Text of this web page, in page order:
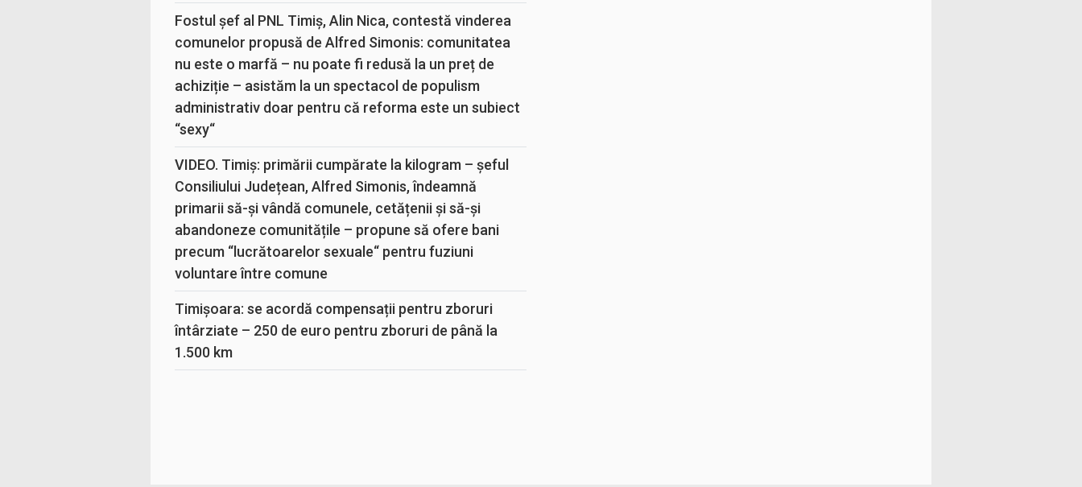
Fostul șef al PNL Timiș, Alin Nica, contestă vinderea
comunelor propusă de Alfred Simonis: comunitatea
nu este o marfă – nu poate fi redusă la un preț de
achiziție – asistăm la un spectacol de populism
administrativ doar pentru că reforma este un subiect
“sexy“
VIDEO. Timiș: primării cumpărate la kilogram – șeful
Consiliului Județean, Alfred Simonis, îndeamnă
primarii să-și vândă comunele, cetățenii și să-și
abandoneze comunitățile – propune să ofere bani
precum “lucrătoarelor sexuale“ pentru fuziuni
voluntare între comune
Timișoara: se acordă compensații pentru zboruri
întârziate – 250 de euro pentru zboruri de până la
1.500 km